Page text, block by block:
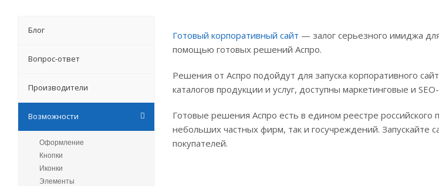
Готовый корпоративный сайт — залог серьезного имиджа
помощью готовых решений Аспро.
Решения от Аспро подойдут для запуска корпоративного
каталогов продукции и услуг, доступны маркетинговые и
Готовые решения Аспро есть в едином реестре российского
небольших частных фирм, так и госучреждений. Запускайте
покупателей.
Блог
Вопрос-ответ
Производители
Возможности
Оформление
Кнопки
Иконки
Элементы